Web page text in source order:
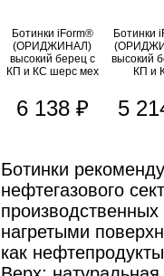
Ботинки iForm®
(ОРИДЖИНАЛ)
высокий берец с
КП и КС шерс мех
6 138 ₽
Ботинки
высокий
КП и
5
Ботинки
нефтегазового
нагретыми
как